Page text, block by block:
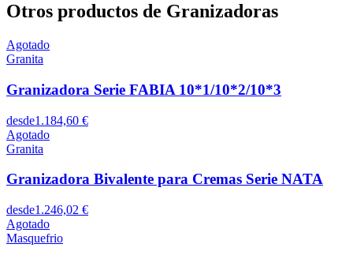
Otros productos de Granizadoras
Agotado
Granita
Granizadora Serie FABIA 10*1/10*2/10*3
desde1.184,60 €
Agotado
Granita
Granizadora Bivalente para Cremas Serie NATA
desde1.246,02 €
Agotado
Masquefrio